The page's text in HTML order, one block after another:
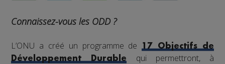
Connaissez-vous les ODD ?
L’ONU a créé un programme de17 Objectifs de
Développement Durable
qui permettront, à